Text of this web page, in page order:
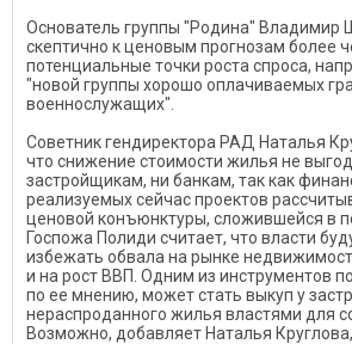
Основатель группы "Родина" Владимир
скептично к ценовым прогнозам более
потенциальные точки роста спроса,
"новой группы хорошо оплачиваемых
военнослужащих".
Советник гендиректора РАД Наталья
что снижение стоимости жилья не
застройщикам, ни банкам, так как
реализуемых сейчас проектов
ценовой конъюнктуры, сложившейся в
Госпожа Полиди считает, что власти
избежать обвала на рынке
и на рост ВВП. Одним из инструментов
по ее мнению, может стать выкуп у
нераспроданного жилья властями для
Возможно, добавляет Наталья